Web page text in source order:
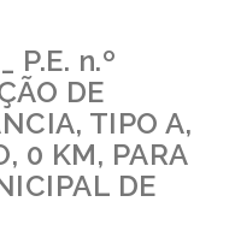
P.E. n.º
DE
TIPO A,
0 KM, PARA
DE